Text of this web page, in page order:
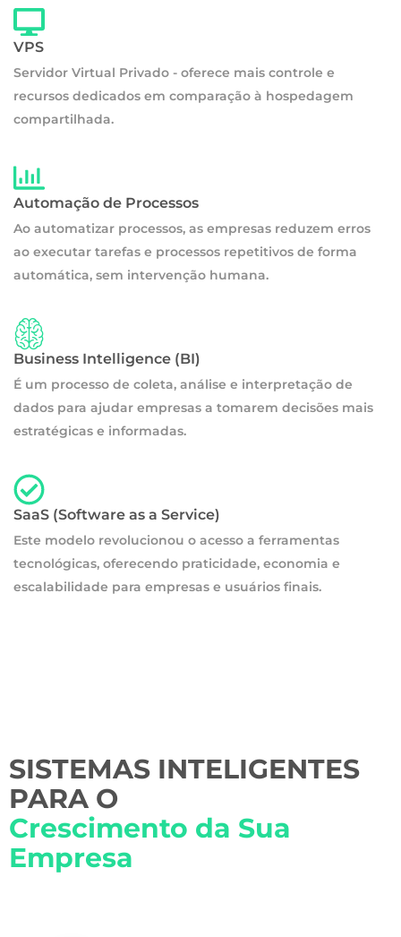
VPS
Servidor Virtual Privado - oferece mais controle e
recursos dedicados em comparação à hospedagem
compartilhada.
Automação de Processos
Ao automatizar processos, as empresas reduzem erros
ao executar tarefas e processos repetitivos de forma
automática, sem intervenção humana.
Business Intelligence (BI)
É um processo de coleta, análise e interpretação de
dados para ajudar empresas a tomarem decisões mais
estratégicas e informadas.
SaaS (Software as a Service)
Este modelo revolucionou o acesso a ferramentas
tecnológicas, oferecendo praticidade, economia e
escalabilidade para empresas e usuários finais.
SISTEMAS INTELIGENTES
PARA O
Crescimento da Sua
Empresa